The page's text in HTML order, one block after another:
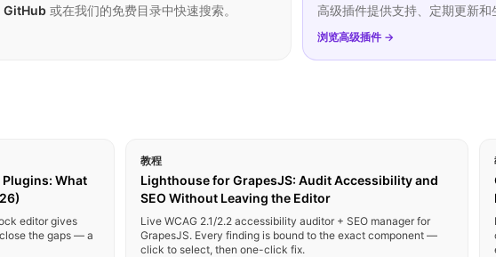
GitHub 或在我们的免费目录中快速搜索。 高级插件提供支持、定期更新
浏览高级插件 →
Plugins: What
editor gives
the gaps — a
教程
Lighthouse for GrapesJS: Audit Accessibility and
SEO Without Leaving the Editor
Live WCAG 2.1/2.2 accessibility auditor + SEO manager for
GrapesJS. Every finding is bound to the exact component —
click to select, then one-click fix.